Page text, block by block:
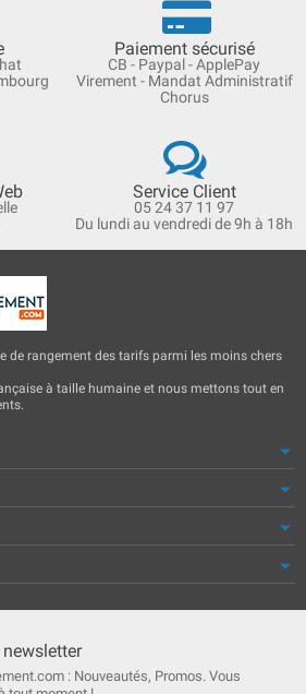
Paiement sécurisé
CB - Paypal - ApplePay
Virement - Mandat Administratif
Chorus
Service Client
05 24 37 11 97
Du lundi au vendredi de 9h à 18h
de rangement des tarifs parmi les moins chers
à taille humaine et nous mettons tout en
: Nouveautés, Promos. Vous